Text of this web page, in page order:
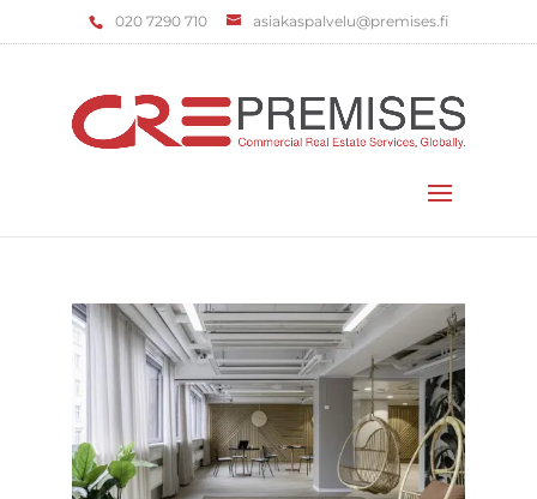
‌020 7290 710 asiakaspalvelu@premises.fi